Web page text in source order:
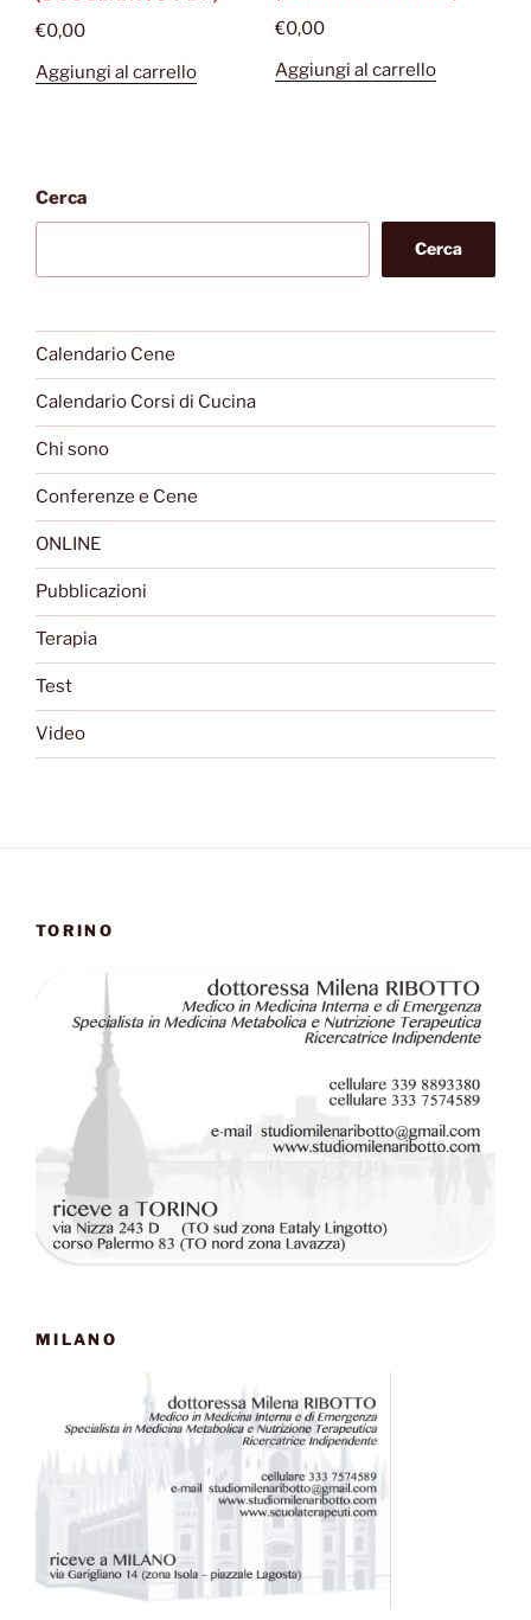
€0,00
Aggiungi al carrello
€0,00
Aggiungi al carrello
Cerca
Cerca
Calendario Cene
Calendario Corsi di Cucina
Chi sono
Conferenze e Cene
ONLINE
Pubblicazioni
Terapia
Test
Video
TORINO
MILANO